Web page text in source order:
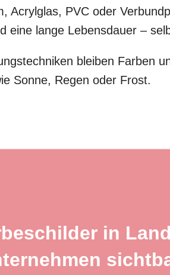
Acrylglas, PVC oder
eine lange Lebensdauer –
bleiben Farben
Sonne, Regen oder Frost.
in